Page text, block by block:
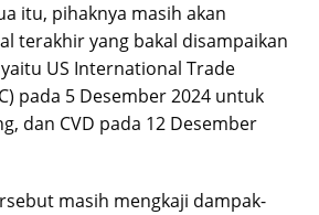
itu, pihaknya masih akan
terakhir yang bakal disampaikan
US International Trade
pada 5 Desember 2024 untuk
dan CVD pada 12 Desember
masih mengkaji dampak-